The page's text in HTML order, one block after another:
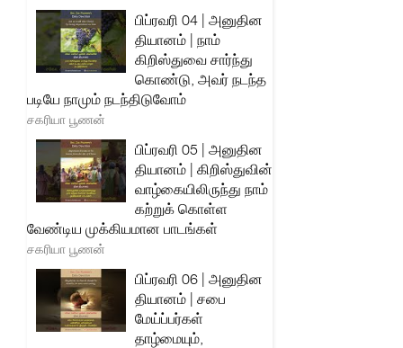
பிப்ரவரி 04 | அனுதின
தியானம் | நாம்
கிறிஸ்துவை சார்ந்து
கொண்டு, அவர் நடந்த
படியே நாமும் நடந்திடுவோம்
சகரியா பூணன்
பிப்ரவரி 05 | அனுதின
தியானம் | கிறிஸ்துவின்
வாழ்கையிலிருந்து நாம்
கற்றுக் கொள்ள
வேண்டிய முக்கியமான பாடங்கள்
சகரியா பூணன்
பிப்ரவரி 06 | அனுதின
தியானம் | சபை
மேய்ப்பர்கள்
தாழ்மையும்,